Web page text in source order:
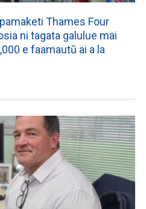
Thames Four
ni tagata galulue mai
e faamautū ai a la